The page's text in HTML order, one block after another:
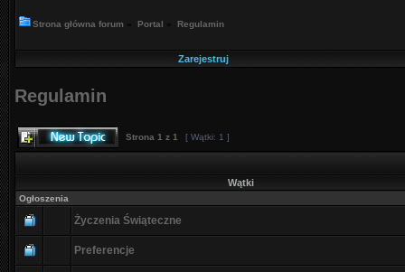
Strona główna forum » Portal » Regulamin
Zarejestruj
Regulamin
Strona 1 z 1 [ Wątki: 1 ]
Wątki
Ogłoszenia
Życzenia Świąteczne
Preferencje